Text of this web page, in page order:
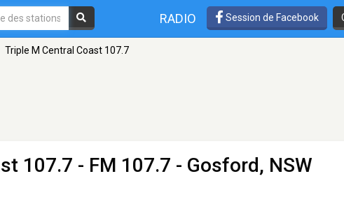
RADIO Session de Facebook
Triple M Central Coast 107.7
107.7 - FM 107.7 - Gosford, NSW